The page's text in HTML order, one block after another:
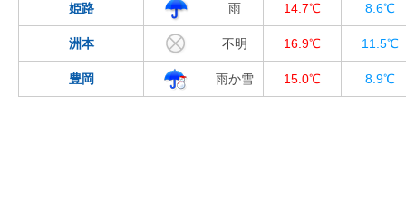
姫路 雨 14.7℃ 8.6℃
洲本 不明 16.9℃ 11.5℃
豊岡 雨か雪 15.0℃ 8.9℃